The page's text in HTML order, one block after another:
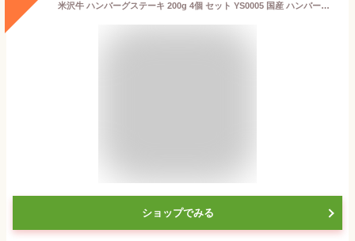
米沢牛 ハンバーグステーキ 200g 4個 セット YS0005 国産 ハンバーグ ステーキ 肉 牛肉 ビーフ デミグラスソース 惣菜 お取り寄せ 詰め合わせ 内祝い お礼 お祝い お返し ギフト プレゼント 高級 常温 おかず おかずセット 送料無料
ショップでみる